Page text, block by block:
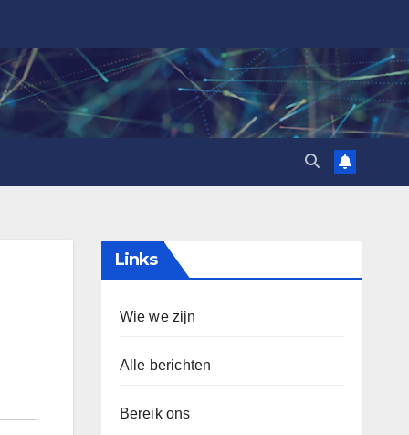
Links
Wie we zijn
Alle berichten
Bereik ons